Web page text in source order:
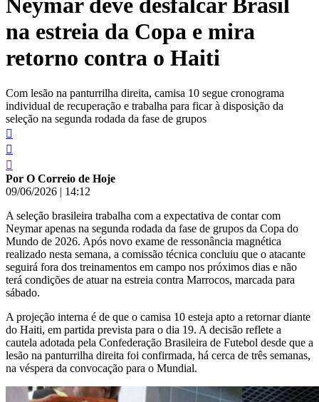
conteúdo
Neymar deve desfalcar Brasil
na estreia da Copa e mira
retorno contra o Haiti
Com lesão na panturrilha direita, camisa 10 segue cronograma
individual de recuperação e trabalha para ficar à disposição da
seleção na segunda rodada da fase de grupos
Por O Correio de Hoje
09/06/2026 | 14:12
A seleção brasileira trabalha com a expectativa de contar com
Neymar apenas na segunda rodada da fase de grupos da Copa do
Mundo de 2026. Após novo exame de ressonância magnética
realizado nesta semana, a comissão técnica concluiu que o atacante
seguirá fora dos treinamentos em campo nos próximos dias e não
terá condições de atuar na estreia contra Marrocos, marcada para
sábado.
A projeção interna é de que o camisa 10 esteja apto a retornar diante
do Haiti, em partida prevista para o dia 19. A decisão reflete a
cautela adotada pela Confederação Brasileira de Futebol desde que a
lesão na panturrilha direita foi confirmada, há cerca de três semanas,
na véspera da convocação para o Mundial.